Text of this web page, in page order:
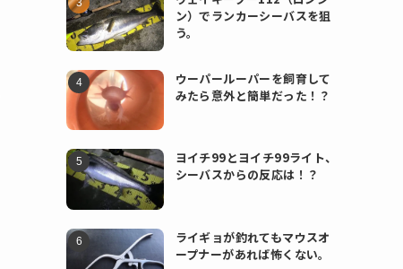
ン）でランカーシーバスを狙
う。
ウーパールーパーを飼育して
みたら意外と簡単だった！？
ヨイチ99とヨイチ99ライト、
シーバスからの反応は！？
ライギョが釣れてもマウスオ
ープナーがあれば怖くない。